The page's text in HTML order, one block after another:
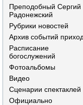
Преподобный Сергий
Радонежский
Рубрики новостей
Архив событий
Расписание
богослужений
Фотоальбомы
Видео
Сценарии спектаклей
Официально